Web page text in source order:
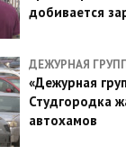
добивается
ДЕЖУРНАЯ
«Дежурная
Студгородка
автохамов